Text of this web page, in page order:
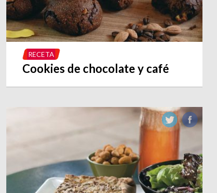
RECETA
Cookies de chocolate y café